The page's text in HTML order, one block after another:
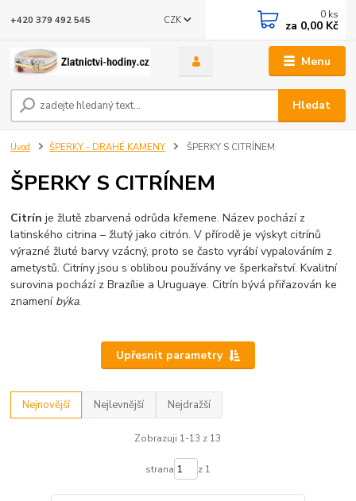
Menu
CZK
Hledat
+420 379 492 545 0 ks
za 0,00 Kč
Úvod ŠPERKY - DRAHÉ KAMENY ŠPERKY S CITRÍNEM
ŠPERKY S CITRÍNEM
Citrín je žlutě zbarvená odrůda křemene. Název pochází z
latinského citrina – žlutý jako citrón. V přírodě je výskyt citrínů
výrazné žluté barvy vzácný, proto se často vyrábí vypalováním z
ametystů. Citríny jsou s oblibou používány ve šperkařství. Kvalitní
surovina pochází z Brazílie a Uruguaye. Citrín bývá přiřazován ke
znamení býka.
Upřesnit parametry
Nejnovější Nejlevnější Nejdražší
Zobrazuji 1-13 z 13
strana z 1